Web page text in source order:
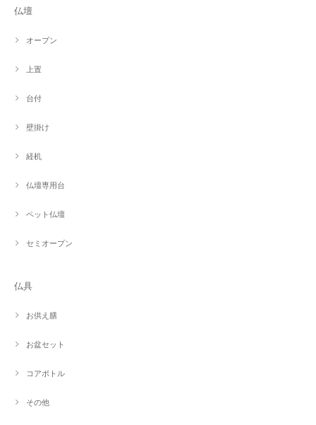
仏壇
オープン
上置
台付
壁掛け
経机
仏壇専用台
ペット仏壇
セミオープン
仏具
お供え膳
お盆セット
コアボトル
その他